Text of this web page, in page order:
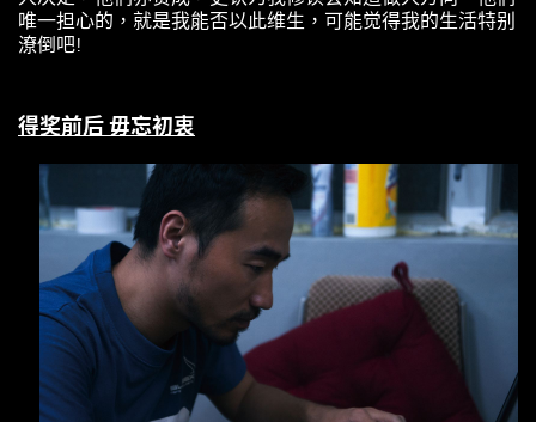
唯一担心的，就是我能否以此维生，可能觉得我的生活特别
潦倒吧!
得奖前后 毋忘初衷